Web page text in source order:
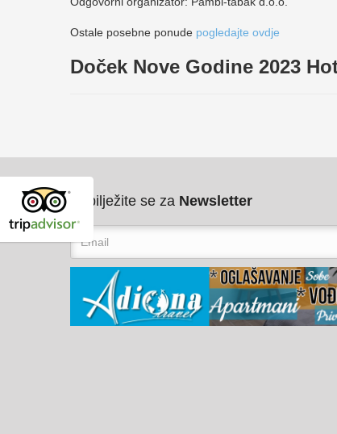
Ostale posebne ponude pogledajte ovdje
Doček Nove Godine 2023
Pribilježite se za Newsletter